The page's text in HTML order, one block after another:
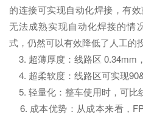
的连接可实现自动化焊接，有
无法成熟实现自动化焊接的情
式，仍然可以有效降低了人工的投
3. 超薄厚度：线路区 0.34mm
4. 超柔软度：线路区可实现
5. 轻量化：整车使用时，可比
6. 成本优势：从成本来看，